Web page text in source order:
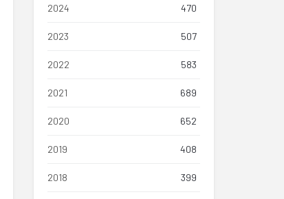
2024 470
2023 507
2022 583
2021 689
2020 652
2019 408
2018 399